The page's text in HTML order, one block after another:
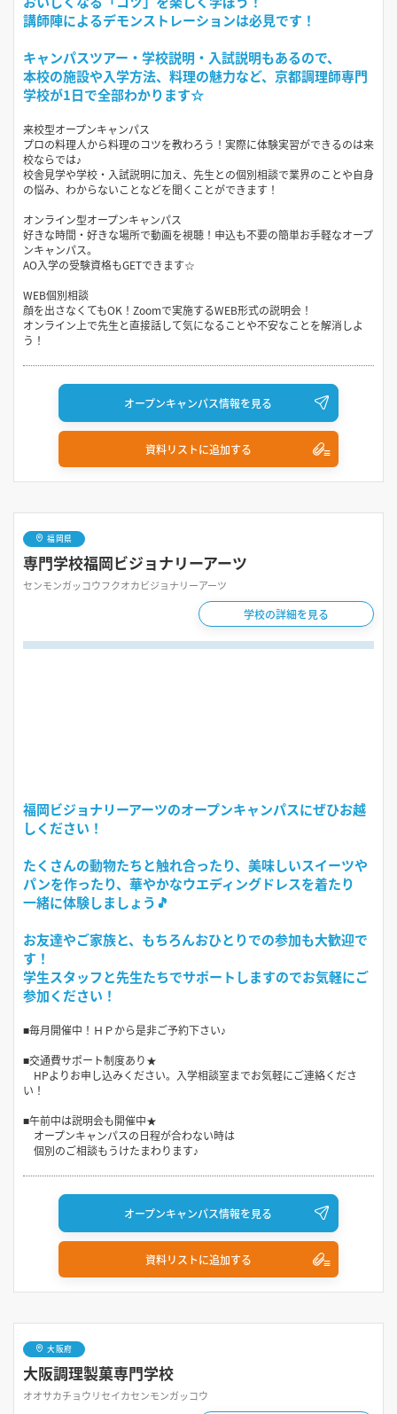
講師陣によるデモンストレーションは必見です！
キャンパスツアー・学校説明・入試説明もあるので、
本校の施設や入学方法、料理の魅力など、京都調理師専門
学校が1日で全部わかります☆
来校型オープンキャンパス
プロの料理人から料理のコツを教わろう！実際に体験実習ができるのは来
校ならでは♪
校舎見学や学校・入試説明に加え、先生との個別相談で業界のことや自身
の悩み、わからないことなどを聞くことができます！
オンライン型オープンキャンパス
好きな時間・好きな場所で動画を視聴！申込も不要の簡単お手軽なオープ
ンキャンパス。
AO入学の受験資格もGETできます☆
WEB個別相談
顔を出さなくてもOK！Zoomで実施するWEB形式の説明会！
オンライン上で先生と直接話して気になることや不安なことを解消しよ
う！
オープンキャンパス情報を見る
資料リストに追加する
福岡県
専門学校福岡ビジョナリーアーツ
センモンガッコウフクオカビジョナリーアーツ
学校の詳細を見る
福岡ビジョナリーアーツのオープンキャンパスにぜひお越
しください！
たくさんの動物たちと触れ合ったり、美味しいスイーツや
パンを作ったり、華やかなウエディングドレスを着たり
一緒に体験しましょう🎵
お友達やご家族と、もちろんおひとりでの参加も大歓迎で
す！
学生スタッフと先生たちでサポートしますのでお気軽にご
参加ください！
■毎月開催中！ＨＰから是非ご予約下さい♪
■交通費サポート制度あり★
HPよりお申し込みください。入学相談室までお気軽にご連絡くださ
い！
■午前中は説明会も開催中★
オープンキャンパスの日程が合わない時は
個別のご相談もうけたまわります♪
オープンキャンパス情報を見る
資料リストに追加する
大阪府
大阪調理製菓専門学校
オオサカチョウリセイカセンモンガッコウ